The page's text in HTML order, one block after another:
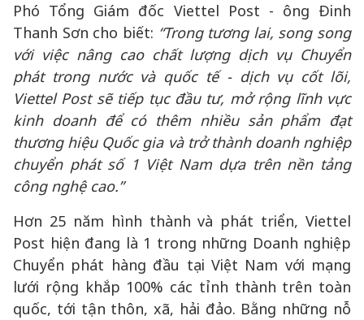
Phó Tổng Giám đốc Viettel Post - ông Đinh
Thanh Sơn cho biết: “Trongtương lai, song song
với việc nâng cao chất lượng dịch vụ Chuyển
phát trong nước và quốc tế - dịch vụ cốt lõi,
Viettel Post sẽ tiếp tục đầu tư, mở rộng lĩnh vực
kinh doanh để có thêm nhiều sản phẩm đạt
thương hiệu Quốc gia và trở thành doanh nghiệp
chuyển phát số 1 Việt Nam dựa trên nền tảng
công nghệ cao.”
Hơn 25 năm hình thành và phát triển, Viettel
Post hiện đang là 1 trong những Doanh nghiệp
Chuyển phát hàng đầu tại Việt Nam với mạng
lưới rộng khắp 100% các tỉnh thành trên toàn
quốc, tới tận thôn, xã, hải đảo. Bằng những nỗ